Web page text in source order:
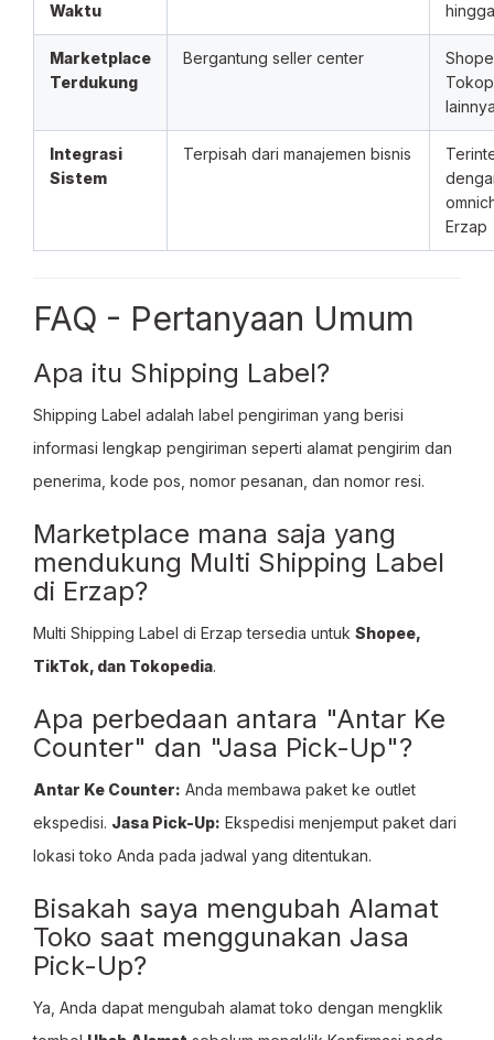
Waktu
Marketplace
Terdukung
Bergantung seller center
Integrasi
Sistem
Terpisah dari manajemen bisnis
Erzap
FAQ - Pertanyaan Umum
Apa itu Shipping Label?
Shipping Label adalah label pengiriman yang berisi
informasi lengkap pengiriman seperti alamat pengirim dan
penerima, kode pos, nomor pesanan, dan nomor resi.
Marketplace mana saja yang
mendukung Multi Shipping Label
di Erzap?
Multi Shipping Label di Erzap tersedia untuk Shopee,
TikTok, dan Tokopedia.
Apa perbedaan antara "Antar Ke
Counter" dan "Jasa Pick-Up"?
Antar Ke Counter: Anda membawa paket ke outlet
ekspedisi. Jasa Pick-Up: Ekspedisi menjemput paket dari
lokasi toko Anda pada jadwal yang ditentukan.
Bisakah saya mengubah Alamat
Toko saat menggunakan Jasa
Pick-Up?
Ya, Anda dapat mengubah alamat toko dengan mengklik